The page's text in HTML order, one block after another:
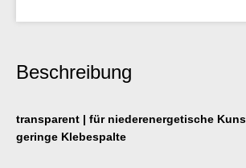
Beschreibung
transparent | für niederenergetische
geringe Klebespalte